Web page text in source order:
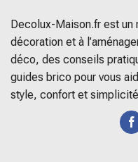
Decolux-Maison.fr est un
décoration et à
déco, des conseils
guides brico pour vous
style, confort et